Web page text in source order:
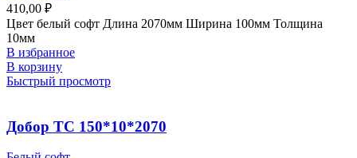
410,00 ₽
Цвет белый софт Длина 2070мм Ширина 100мм Толщина
10мм
В избранное
В корзину
Быстрый просмотр
Добор ТС 150*10*2070